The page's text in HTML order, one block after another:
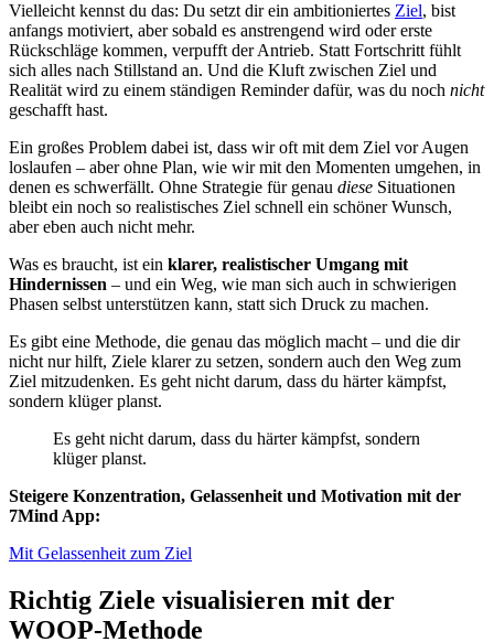
Vielleicht kennst du das: Du setzt dir ein ambitioniertes Ziel, bist
anfangs motiviert, aber sobald es anstrengend wird oder erste
Rückschläge kommen, verpufft der Antrieb. Statt Fortschritt fühlt
sich alles nach Stillstand an. Und die Kluft zwischen Ziel und
Realität wird zu einem ständigen Reminder dafür, was du noch nicht
geschafft hast.
Ein großes Problem dabei ist, dass wir oft mit dem Ziel vor Augen
loslaufen – aber ohne Plan, wie wir mit den Momenten umgehen, in
denen es schwerfällt. Ohne Strategie für genau diese Situationen
bleibt ein noch so realistisches Ziel schnell ein schöner Wunsch,
aber eben auch nicht mehr.
Was es braucht, ist ein klarer, realistischer Umgang mit
Hindernissen – und ein Weg, wie man sich auch in schwierigen
Phasen selbst unterstützen kann, statt sich Druck zu machen.
Es gibt eine Methode, die genau das möglich macht – und die dir
nicht nur hilft, Ziele klarer zu setzen, sondern auch den Weg zum
Ziel mitzudenken. Es geht nicht darum, dass du härter kämpfst,
sondern klüger planst.
Es geht nicht darum, dass du härter kämpfst, sondern
klüger planst.
Steigere Konzentration, Gelassenheit und Motivation mit der
7Mind App:
Mit Gelassenheit zum Ziel
Richtig Ziele visualisieren mit der
WOOP-Methode